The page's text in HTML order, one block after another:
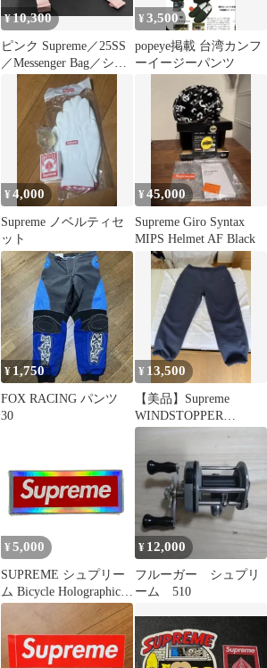
¥10,300
ピンク Supreme／25SS
／Messenger Bag／シュ
プリーム メンズ メ
ッセンジャーバッグ
¥3,500
popeye掲載 台湾カンフ
ーイージーパンツ
¥4,000
Supreme ノベルティセ
ット
¥45,000
Supreme Giro Syntax
MIPS Helmet AF Black
¥ 1,750
FOX RACING パンツ
30
¥ 13,500
【美品】Supreme
WINDSTOPPER
Sweatpant Navy L
¥ 5,000
SUPREME シュプリー
ム Bicycle Holographic
Slice Cards 正規品 /
¥ 12,000
フルーガー シュプリ
ーム 510